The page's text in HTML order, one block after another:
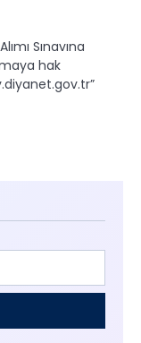
Sınavına
hak